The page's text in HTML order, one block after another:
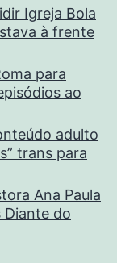
Igreja Bola
à frente
para
ao
adulto
trans para
Ana Paula
Diante do